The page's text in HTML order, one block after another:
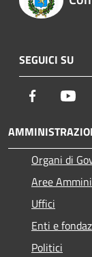
SEGUICI SU
Facebook
Organi di
Aree
Uffici
Enti e
Politici